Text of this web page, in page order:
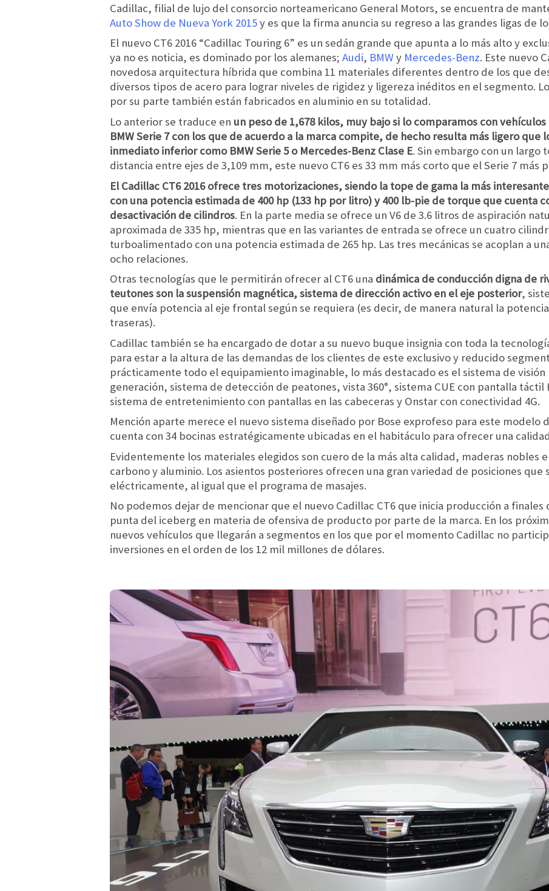
Cadillac, filial de lujo del consorcio norteamericano General Motors, se encuentra de
Auto Show de Nueva York 2015y es que la firma anuncia su regreso a las grandes ligas de
El nuevo CT6 2016 “Cadillac Touring 6” es un sedán grande que apunta a lo más alto y
ya no es noticia, es dominado por los alemanes; Audi, BMWy Mercedes-Benz. Este nuevo
novedosa arquitectura híbrida que combina 11 materiales diferentes dentro de los que
diversos tipos de acero para lograr niveles de rigidez y ligereza inéditos en el segmento.
por su parte también están fabricados en aluminio en su totalidad.
Lo anterior se traduce en un peso de 1,678 kilos, muy bajo si lo comparamos con
BMW Serie 7 con los que de acuerdo a la marca compite, de hecho resulta más ligero que
inmediato inferior como BMW Serie 5 o Mercedes-Benz Clase E. Sin embargo con un largo
distancia entre ejes de 3,109 mm, este nuevo CT6 es 33 mm más corto que el Serie 7 más
El Cadillac CT6 2016 ofrece tres motorizaciones, siendo la tope de gama la más
con una potencia estimada de 400 hp (133 hp por litro) y 400 lb-pie de torque que cuenta
desactivación de cilindros. En la parte media se ofrece un V6 de 3.6 litros de aspiración
aproximada de 335 hp, mientras que en las variantes de entrada se ofrece un cuatro
turboalimentado con una potencia estimada de 265 hp. Las tres mecánicas se acoplan a
ocho relaciones.
Otras tecnologías que le permitirán ofrecer al CT6 una dinámica de conducción digna de
teutones son la suspensión magnética, sistema de dirección activo en el eje posterior,
que envía potencia al eje frontal según se requiera (es decir, de manera natural la
traseras).
Cadillac también se ha encargado de dotar a su nuevo buque insignia con toda la
para estar a la altura de las demandas de los clientes de este exclusivo y reducido
prácticamente todo el equipamiento imaginable, lo más destacado es el sistema de
generación, sistema de detección de peatones, vista 360°, sistema CUE con pantalla táctil
sistema de entretenimiento con pantallas en las cabeceras y Onstar con conectividad 4G.
Mención aparte merece el nuevo sistema diseñado por Bose exprofeso para este modelo
cuenta con 34 bocinas estratégicamente ubicadas en el habitáculo para ofrecer una
Evidentemente los materiales elegidos son cuero de la más alta calidad, maderas nobles
carbono y aluminio. Los asientos posteriores ofrecen una gran variedad de posiciones
eléctricamente, al igual que el programa de masajes.
No podemos dejar de mencionar que el nuevo Cadillac CT6 que inicia producción a finales
punta del iceberg en materia de ofensiva de producto por parte de la marca. En los
nuevos vehículos que llegarán a segmentos en los que por el momento Cadillac no
inversiones en el orden de los 12 mil millones de dólares.